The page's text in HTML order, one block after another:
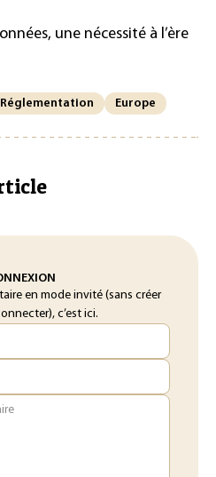
une nécessité à l’ère
Réglementation
Europe
en mode invité (sans créer
c’est ici.